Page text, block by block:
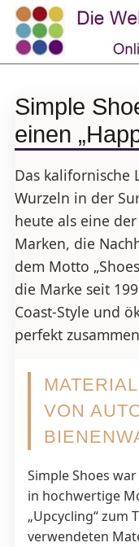
Simple
einen
Das kalifornische
Wurzeln in der
heute als eine
Marken, die
dem Motto
die Marke seit
Coast-Style und
perfekt
VON
Simple Shoes
in hochwertige
„Upcycling“ zum
verwendeten